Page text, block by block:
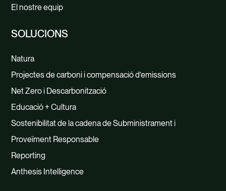
El nostre equip
SOLUCIONS
Natura
Projectes de carboni i compensació d’emissions
Net Zero i Descarbonització
Educació + Cultura
Sostenibilitat de la cadena de Subministrament i
Proveïment Responsable
Reporting
Anthesis Intelligence